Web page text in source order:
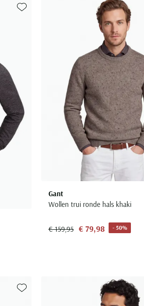
Gant
Wollen trui ronde hals khaki
€ 159,95 € 79,98 - 50%